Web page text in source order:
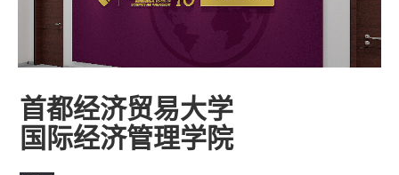
首都经济贸易大学
国际经济管理学院